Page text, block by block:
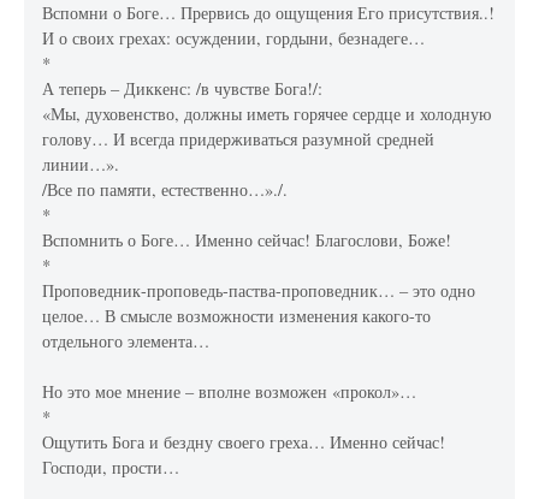
Вспомни о Боге… Прервись до ощущения Его присутствия..!
И о своих грехах: осуждении, гордыни, безнадеге…
*
А теперь – Диккенс: /в чувстве Бога!/:
«Мы, духовенство, должны иметь горячее сердце и холодную
голову… И всегда придерживаться разумной средней
линии…».
/Все по памяти, естественно…»./.
*
Вспомнить о Боге… Именно сейчас! Благослови, Боже!
*
Проповедник-проповедь-паства-проповедник… – это одно
целое… В смысле возможности изменения какого-то
отдельного элемента…
Но это мое мнение – вполне возможен «прокол»…
*
Ощутить Бога и бездну своего греха… Именно сейчас!
Господи, прости…